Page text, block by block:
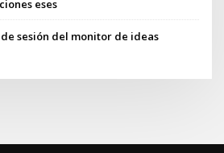
eses
sesión del monitor de ideas